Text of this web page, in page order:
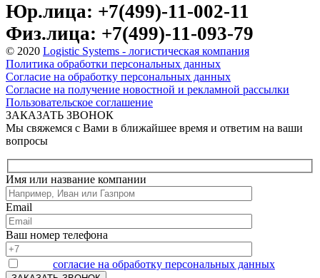
Юр.лица: +7(499)-11-002-11
Физ.лица: +7(499)-11-093-79
© 2020 Logistic Systems - логистическая компания
Политика обработки персональных данных
Согласие на обработку персональных данных
Согласие на получение новостной и рекламной рассылки
Пользовательское соглашение
ЗАКАЗАТЬ ЗВОНОК
Мы свяжемся с Вами в ближайшее время и ответим на ваши
вопросы
Имя или название компании
Email
Ваш номер телефона
согласие на обработку персональных данных